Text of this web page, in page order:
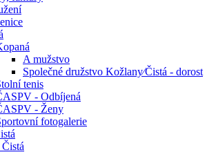
A mužstvo
Společné družstvo Kožlany⁄Čistá - dorost
tenis
- Odbíjená
- Ženy
fotogalerie